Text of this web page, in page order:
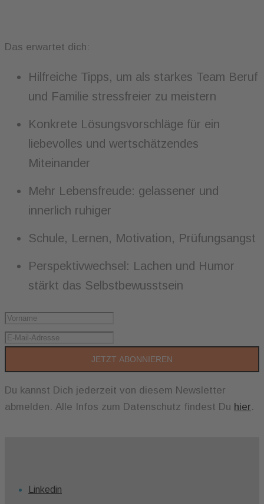
Das erwartet dich:
Hilfreiche Tipps, um als starkes Team Beruf
und Familie stressfreier zu meistern
Konkrete Lösungsvorschläge für ein
liebevolles und wertschätzendes
Miteinander
Mehr Lebensfreude: gelassener und
innerlich ruhiger
Schule, Lernen, Motivation, Prüfungsangst
Perspektivwechsel: Lachen und Humor
stärkt das Selbstbewusstsein
JETZT ABONNIEREN
Du kannst Dich jederzeit von diesem Newsletter
abmelden. Alle Infos zum Datenschutz findest Du hier.
Linkedin